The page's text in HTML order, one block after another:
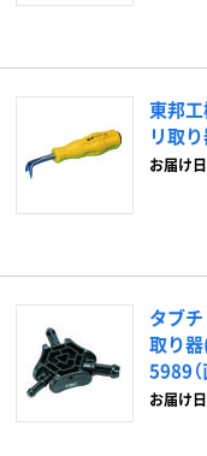
東邦工
リ取
お届け日
タブ
取り
5989（
お届け日